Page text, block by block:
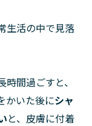
生活の中で見落
間過ごすと、
かいた後にシャ
と、皮膚に付着